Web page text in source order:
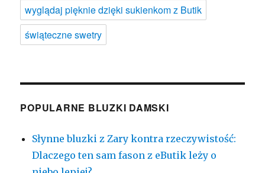
wyglądaj pięknie dzięki sukienkom z Butik
świąteczne swetry
POPULARNE BLUZKI DAMSKI
Słynne bluzki z Zary kontra rzeczywistość:
Dlaczego ten sam fason z eButik leży o